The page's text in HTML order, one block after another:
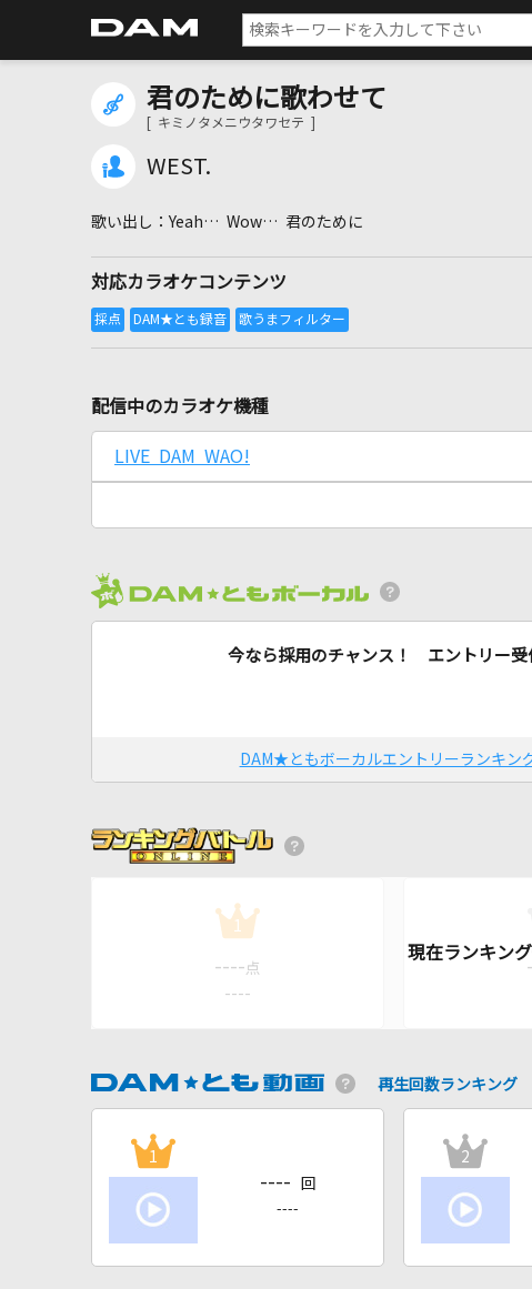
君のために歌わせて
[ キミノタメニウタワセテ ]
WEST.
Yeah… Wow… 君のために
対応カラオケコンテンツ
配信中のカラオケ機種
LIVE DAM WAO!
今なら採用のチャンス！ エントリー受
DAM★ともボーカルエントリーランキン
1
---- 点
----
再生回数ランキング
1
---- 回
----
2